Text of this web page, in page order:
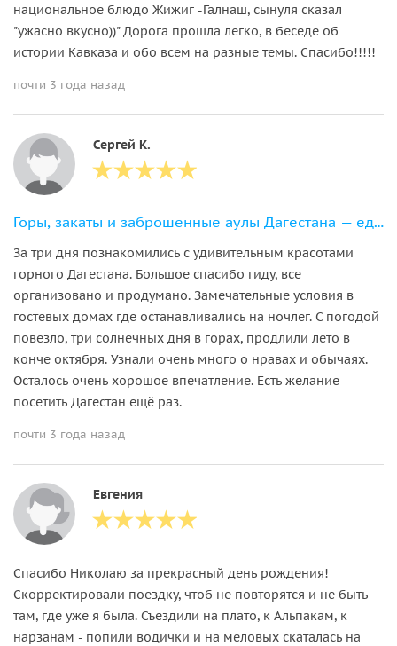
национальное блюдо Жижиг -Галнаш, сынуля сказал
"ужасно вкусно))" Дорога прошла легко, в беседе об
истории Кавказа и обо всем на разные темы. Спасибо!!!!!
почти 3 года назад
Сергей К.
Горы, закаты и заброшенные аулы Дагестана — едем в горы на выходные
За три дня познакомились с удивительным красотами
горного Дагестана. Большое спасибо гиду, все
организовано и продумано. Замечательные условия в
гостевых домах где останавливались на ночлег. С погодой
повезло, три солнечных дня в горах, продлили лето в
конче октября. Узнали очень много о нравах и обычаях.
Осталось очень хорошое впечатление. Есть желание
посетить Дагестан ещё раз.
почти 3 года назад
Евгения
Спасибо Николаю за прекрасный день рождения!
Скорректировали поездку, чтоб не повторятся и не быть
там, где уже я была. Съездили на плато, к Альпакам, к
нарзанам - попили водички и на меловых скаталась на